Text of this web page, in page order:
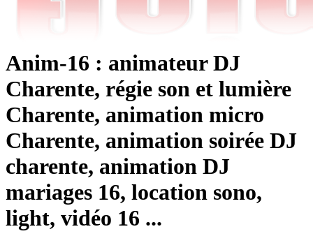
Anim-16 : animateur DJ
Charente, régie son et lumière
Charente, animation micro
Charente, animation soirée DJ
charente, animation DJ
mariages 16, location sono,
light, vidéo 16 ...